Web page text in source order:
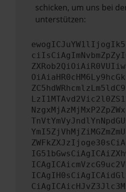
schicken, um uns bei
unterstützen: